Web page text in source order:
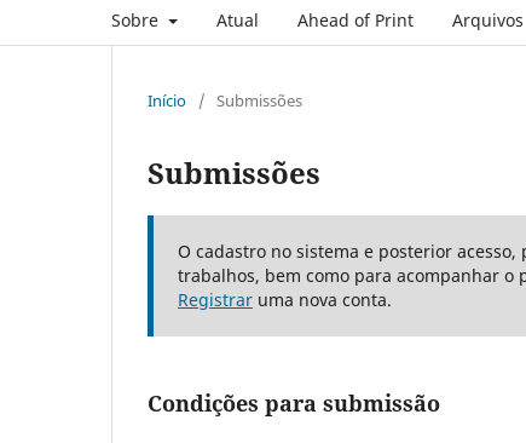
Sobre Atual Ahead of Print Arquivos
Início / Submissões
Submissões
O cadastro no sistema e posterior
trabalhos, bem como para acompanhar o
Registrar uma nova conta.
Condições para submissão